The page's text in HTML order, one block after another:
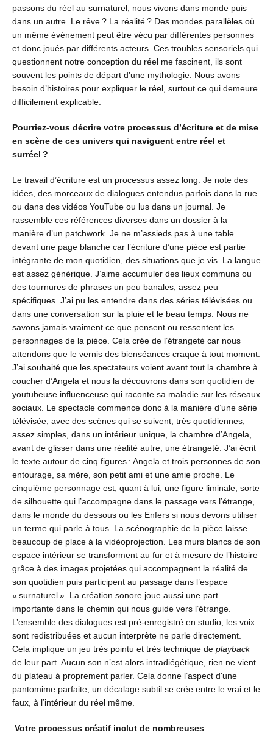
passons du réel au surnaturel, nous vivons dans monde puis
dans un autre. Le rêve ? La réalité ? Des mondes parallèles où
un même événement peut être vécu par différentes personnes
et donc joués par différents acteurs. Ces troubles sensoriels qui
questionnent notre conception du réel me fascinent, ils sont
souvent les points de départ d’une mythologie. Nous avons
besoin d’histoires pour expliquer le réel, surtout ce qui demeure
difficilement explicable.
Pourriez-vous décrire votre processus d’écriture et de mise
en scène de ces univers qui naviguent entre réel et
surréel ?
Le travail d’écriture est un processus assez long. Je note des
idées, des morceaux de dialogues entendus parfois dans la rue
ou dans des vidéos YouTube ou lus dans un journal. Je
rassemble ces références diverses dans un dossier à la
manière d’un patchwork. Je ne m’assieds pas à une table
devant une page blanche car l’écriture d’une pièce est partie
intégrante de mon quotidien, des situations que je vis. La langue
est assez générique. J’aime accumuler des lieux communs ou
des tournures de phrases un peu banales, assez peu
spécifiques. J’ai pu les entendre dans des séries télévisées ou
dans une conversation sur la pluie et le beau temps. Nous ne
savons jamais vraiment ce que pensent ou ressentent les
personnages de la pièce. Cela crée de l’étrangeté car nous
attendons que le vernis des bienséances craque à tout moment.
J’ai souhaité que les spectateurs voient avant tout la chambre à
coucher d’Angela et nous la découvrons dans son quotidien de
youtubeuse influenceuse qui raconte sa maladie sur les réseaux
sociaux. Le spectacle commence donc à la manière d’une série
télévisée, avec des scènes qui se suivent, très quotidiennes,
assez simples, dans un intérieur unique, la chambre d’Angela,
avant de glisser dans une réalité autre, une étrangeté. J’ai écrit
le texte autour de cinq figures : Angela et trois personnes de son
entourage, sa mère, son petit ami et une amie proche. Le
cinquième personnage est, quant à lui, une figure liminale, sorte
de silhouette qui l’accompagne dans le passage vers l’étrange,
dans le monde du dessous ou les Enfers si nous devons utiliser
un terme qui parle à tous. La scénographie de la pièce laisse
beaucoup de place à la vidéoprojection. Les murs blancs de son
espace intérieur se transforment au fur et à mesure de l’histoire
grâce à des images projetées qui accompagnent la réalité de
son quotidien puis participent au passage dans l’espace
« surnaturel ». La création sonore joue aussi une part
importante dans le chemin qui nous guide vers l’étrange.
L’ensemble des dialogues est pré-enregistré en studio, les voix
sont redistribuées et aucun interprète ne parle directement.
Cela implique un jeu très pointu et très technique de playback
de leur part. Aucun son n’est alors intradiégétique, rien ne vient
du plateau à proprement parler. Cela donne l’aspect d'une
pantomime parfaite, un décalage subtil se crée entre le vrai et le
faux, à l’intérieur du réel même.
Votre processus créatif inclut de nombreuses